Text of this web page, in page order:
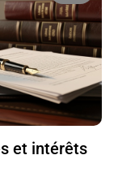
et intérêts